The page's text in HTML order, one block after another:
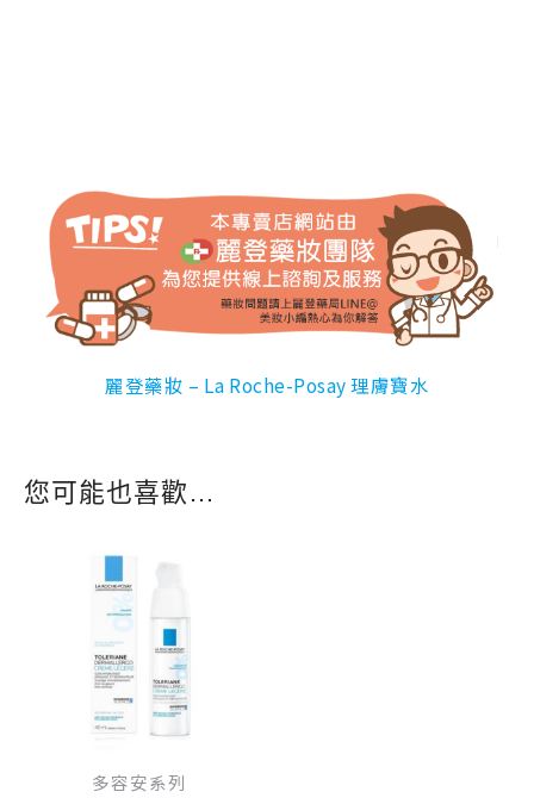
麗登藥妝 – La Roche-Posay 理膚寶水
您可能也喜歡…
多容安系列
始
格：
NT$ 990。